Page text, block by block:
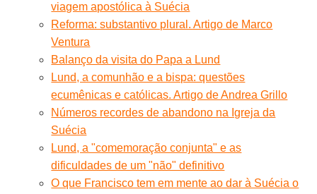
viagem apostólica à Suécia
Reforma: substantivo plural. Artigo de Marco
Ventura
Balanço da visita do Papa a Lund
Lund, a comunhão e a bispa: questões
ecumênicas e católicas. Artigo de Andrea Grillo
Números recordes de abandono na Igreja da
Suécia
Lund, a "comemoração conjunta" e as
dificuldades de um "não" definitivo
O que Francisco tem em mente ao dar à Suécia o